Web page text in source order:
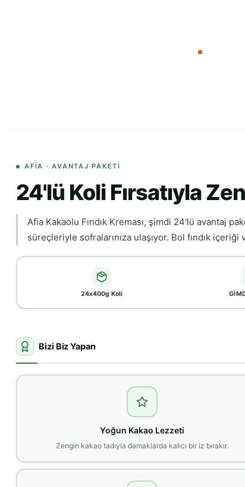
AFIA · AVANTAJ PAKETI
24'lü Koli Fırsatıyla
Afia Kakaolu Fındık Kreması, şimdi 24'lü avantaj
süreçleriyle sofralarınıza ulaşıyor. Bol fındık
24x400g Koli
Bizi Biz Yapan
Yoğun Kakao Lezzeti
Zengin kakao tadıyla damaklarda kalıcı bir iz bırakır.